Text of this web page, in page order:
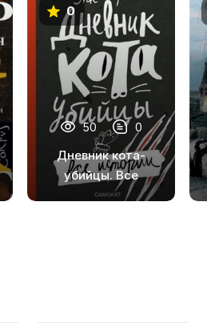
0
50 0
Дневник кота-
убийцы. Все
истории